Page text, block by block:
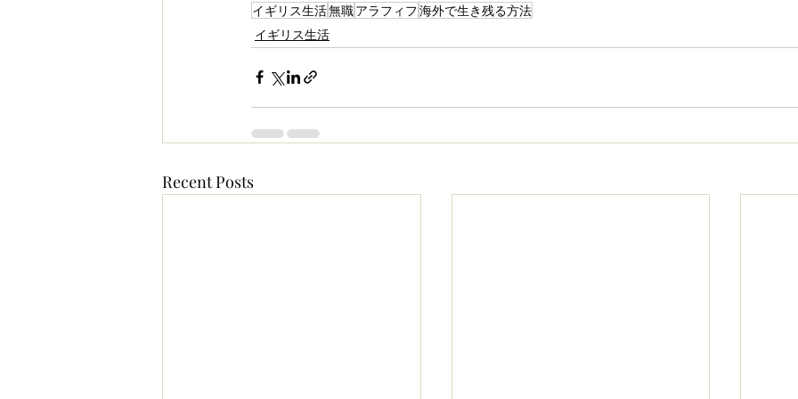
イギリス生活無職アラフィフ海外で生き残る方法
イギリス生活
Recent Posts